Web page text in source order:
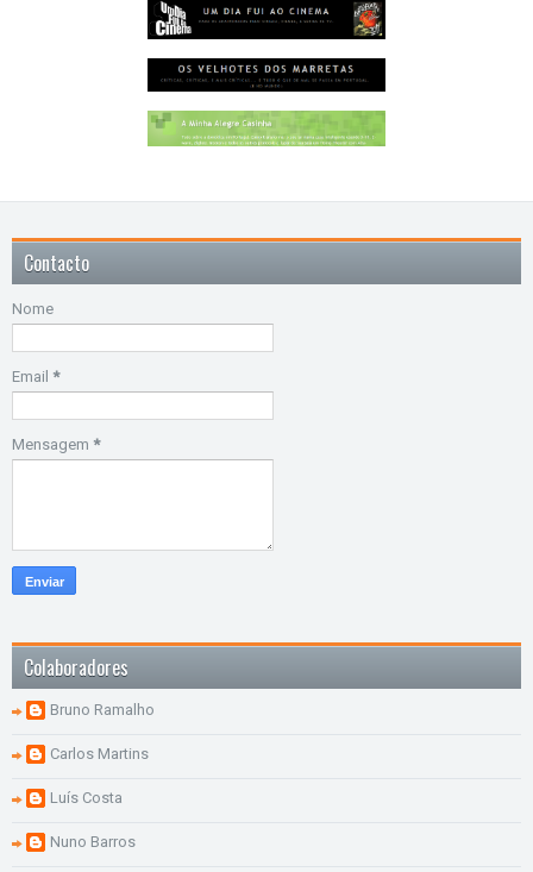
Contacto
Nome
Email *
Mensagem *
Colaboradores
Bruno Ramalho
Carlos Martins
Luís Costa
Nuno Barros